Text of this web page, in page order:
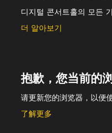
디지털 콘서트홀의 모든
더 알아보기
抱歉，您当前的
请更新您的浏览器，以便
了解更多